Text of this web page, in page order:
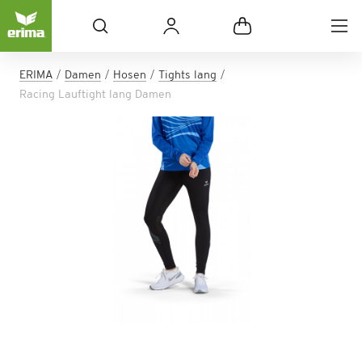
ERIMA Damen Hosen
Tights lang
Racing Lauftight lang Damen